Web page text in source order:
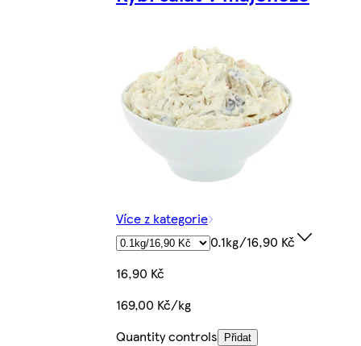
Více z kategorie
0.1kg/16,90 Kč
16,90 Kč
169,00 Kč/kg
Quantity controls
Přidat